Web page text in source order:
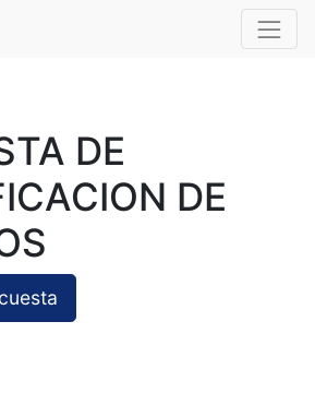
DE
DE